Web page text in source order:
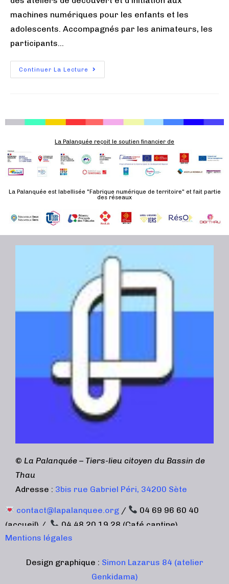
machines numériques pour les enfants et les
adolescents. Accompagnés par les animateurs, les
participants…
Continuer La Lecture
La Palanquée reçoit le soutien financier de
La Palanquée est labellisée "Fabrique numérique de territoire" et fait partie
des réseaux
© La Palanquée – Tiers-lieu citoyen du Bassin de
Thau
Adresse : 3bis rue Gabriel Péri, 34200 Sète
contact@lapalanquee.org /
04 69 96 60 40
(accueil) /
04 48 20 19 28 (Café cantine)
Mentions légales
Design graphique : Simon Lazarus 84 (atelier
Genkidama)